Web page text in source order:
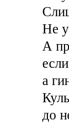
Не
А
а
до